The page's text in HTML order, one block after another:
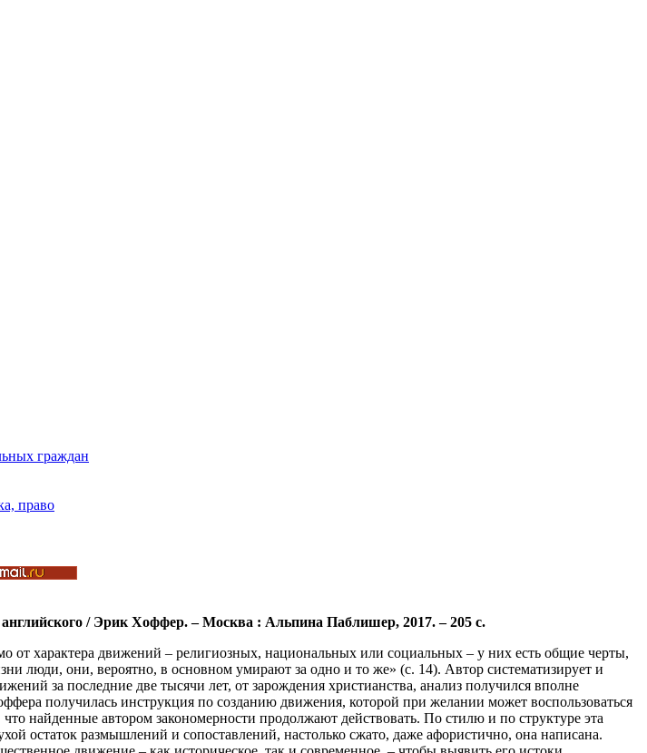
/ Эрик Хоффер. – Москва : Альпина Паблишер, 2017. – 205 с.
характера движений – религиозных, национальных или социальных – у них есть общие черты,
люди, они, вероятно, в основном умирают за одно и то же» (с. 14). Автор систематизирует и
за последние две тысячи лет, от зарождения христианства, анализ получился вполне
получилась инструкция по созданию движения, которой при желании может воспользоваться
найденные автором закономерности продолжают действовать. По стилю и по структуре эта
остаток размышлений и сопоставлений, настолько сжато, даже афористично, она написана.